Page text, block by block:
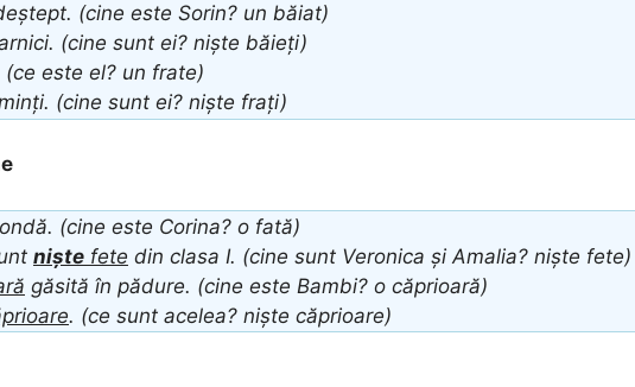
(cine este Sorin? un băiat)
(cine sunt ei? niște băieți)
(ce este el? un frate)
(cine sunt ei? niște frați)
(cine este Corina? o fată)
niște fete din clasa I. (cine sunt Veronica și Amalia? niște fete)
găsită în pădure. (cine este Bambi? o căprioară)
. (ce sunt acelea? niște căprioare)